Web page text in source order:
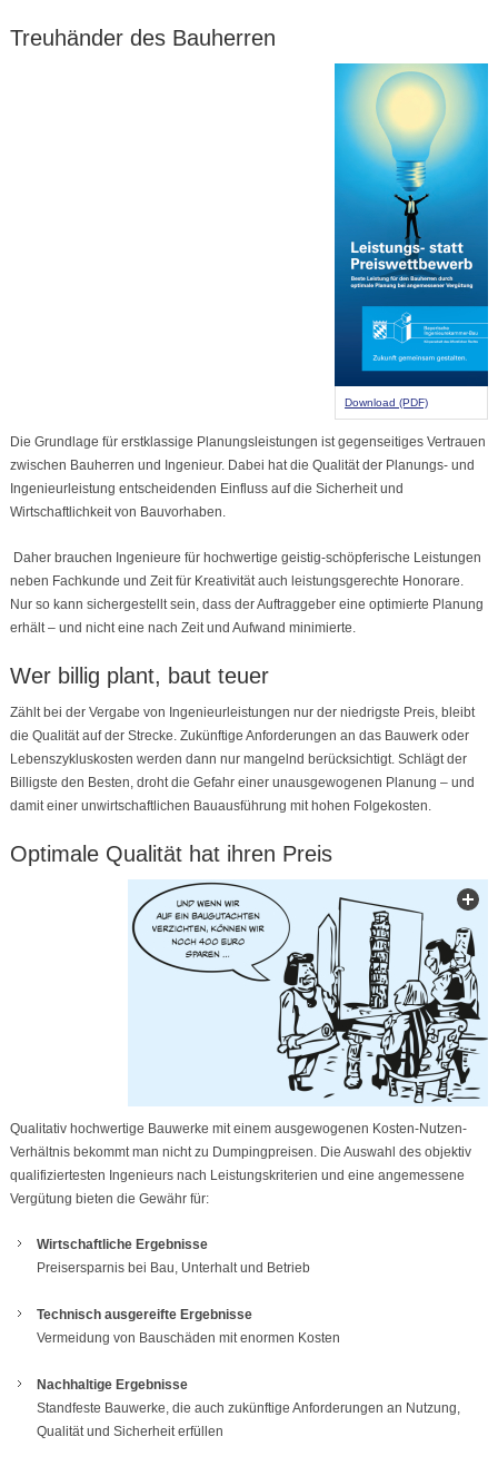
Treuhänder des Bauherren
Download (PDF)
Die Grundlage für erstklassige Planungsleistungen ist gegenseitiges Vertrauen
zwischen Bauherren und Ingenieur. Dabei hat die Qualität der Planungs- und
Ingenieurleistung entscheidenden Einfluss auf die Sicherheit und
Wirtschaftlichkeit von Bauvorhaben.
Daher brauchen Ingenieure für hochwertige geistig-schöpferische Leistungen
neben Fachkunde und Zeit für Kreativität auch leistungsgerechte Honorare.
Nur so kann sichergestellt sein, dass der Auftraggeber eine optimierte Planung
erhält – und nicht eine nach Zeit und Aufwand minimierte.
Wer billig plant, baut teuer
Zählt bei der Vergabe von Ingenieurleistungen nur der niedrigste Preis, bleibt
die Qualität auf der Strecke. Zukünftige Anforderungen an das Bauwerk oder
Lebenszykluskosten werden dann nur mangelnd berücksichtigt. Schlägt der
Billigste den Besten, droht die Gefahr einer unausgewogenen Planung – und
damit einer unwirtschaftlichen Bauausführung mit hohen Folgekosten.
Optimale Qualität hat ihren Preis
Qualitativ hochwertige Bauwerke mit einem ausgewogenen Kosten-Nutzen-
Verhältnis bekommt man nicht zu Dumpingpreisen. Die Auswahl des objektiv
qualifiziertesten Ingenieurs nach Leistungskriterien und eine angemessene
Vergütung bieten die Gewähr für:
Wirtschaftliche Ergebnisse
Preisersparnis bei Bau, Unterhalt und Betrieb
Technisch ausgereifte Ergebnisse
Vermeidung von Bauschäden mit enormen Kosten
Nachhaltige Ergebnisse
Standfeste Bauwerke, die auch zukünftige Anforderungen an Nutzung,
Qualität und Sicherheit erfüllen